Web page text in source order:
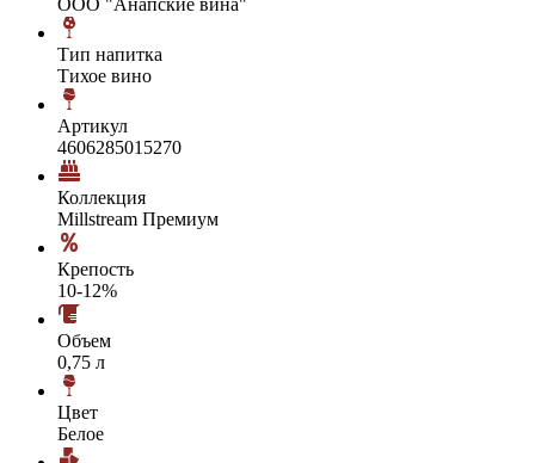
Тип напитка
Тихое вино
Артикул
4606285015270
Коллекция
Millstream Премиум
Крепость
10-12%
Объем
0,75 л
Цвет
Белое